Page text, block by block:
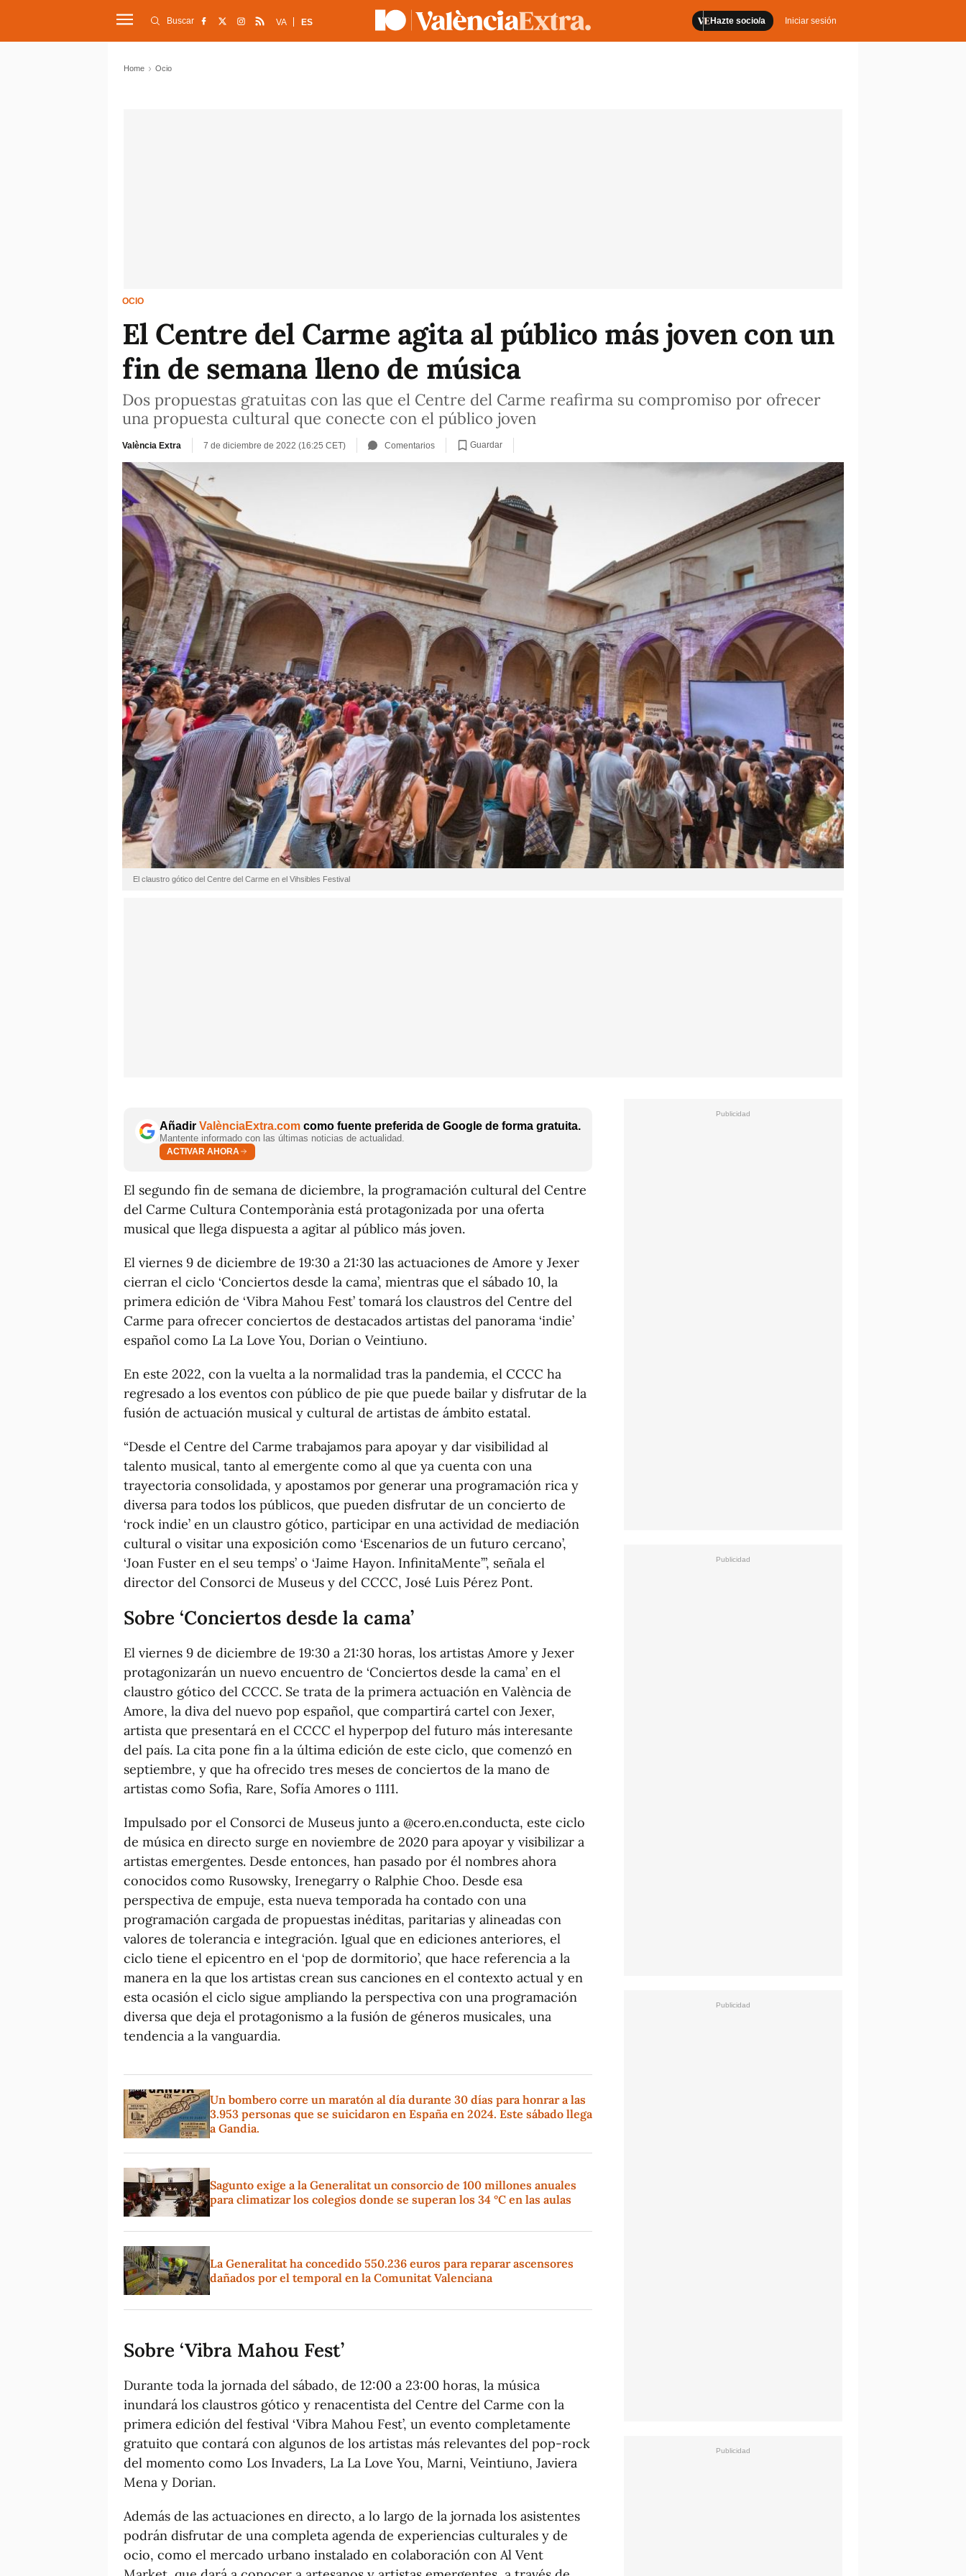
Hazte socio/a Iniciar sesión
Buscar VA ES
Home Ocio
OCIO
El Centre del Carme agita al público más joven con un
fin de semana lleno de música
Dos propuestas gratuitas con las que el Centre del Carme reafirma su compromiso por ofrecer
una propuesta cultural que conecte con el público joven
València Extra 7 de diciembre de 2022 (16:25 CET) Comentarios Guardar
El claustro gótico del Centre del Carme en el Vihsibles Festival
Añadir ValènciaExtra.com como fuente preferida de Google de forma gratuita.
Mantente informado con las últimas noticias de actualidad.
ACTIVAR AHORA
El segundo fin de semana de diciembre, la programación cultural del Centre
del Carme Cultura Contemporània está protagonizada por una oferta
musical que llega dispuesta a agitar al público más joven.
El viernes 9 de diciembre de 19:30 a 21:30 las actuaciones de Amore y Jexer
cierran el ciclo ‘Conciertos desde la cama’, mientras que el sábado 10, la
primera edición de ‘Vibra Mahou Fest’ tomará los claustros del Centre del
Carme para ofrecer conciertos de destacados artistas del panorama ‘indie’
español como La La Love You, Dorian o Veintiuno.
En este 2022, con la vuelta a la normalidad tras la pandemia, el CCCC ha
regresado a los eventos con público de pie que puede bailar y disfrutar de la
fusión de actuación musical y cultural de artistas de ámbito estatal.
“Desde el Centre del Carme trabajamos para apoyar y dar visibilidad al
talento musical, tanto al emergente como al que ya cuenta con una
trayectoria consolidada, y apostamos por generar una programación rica y
diversa para todos los públicos, que pueden disfrutar de un concierto de
‘rock indie’ en un claustro gótico, participar en una actividad de mediación
cultural o visitar una exposición como ‘Escenarios de un futuro cercano’,
‘Joan Fuster en el seu temps’ o ‘Jaime Hayon. InfinitaMente’”, señala el
director del Consorci de Museus y del CCCC, José Luis Pérez Pont.
Sobre ‘Conciertos desde la cama’
El viernes 9 de diciembre de 19:30 a 21:30 horas, los artistas Amore y Jexer
protagonizarán un nuevo encuentro de ‘Conciertos desde la cama’ en el
claustro gótico del CCCC. Se trata de la primera actuación en València de
Amore, la diva del nuevo pop español, que compartirá cartel con Jexer,
artista que presentará en el CCCC el hyperpop del futuro más interesante
del país. La cita pone fin a la última edición de este ciclo, que comenzó en
septiembre, y que ha ofrecido tres meses de conciertos de la mano de
artistas como Sofia, Rare, Sofía Amores o 1111.
Impulsado por el Consorci de Museus junto a @cero.en.conducta, este ciclo
de música en directo surge en noviembre de 2020 para apoyar y visibilizar a
artistas emergentes. Desde entonces, han pasado por él nombres ahora
conocidos como Rusowsky, Irenegarry o Ralphie Choo. Desde esa
perspectiva de empuje, esta nueva temporada ha contado con una
programación cargada de propuestas inéditas, paritarias y alineadas con
valores de tolerancia e integración. Igual que en ediciones anteriores, el
ciclo tiene el epicentro en el ‘pop de dormitorio’, que hace referencia a la
manera en la que los artistas crean sus canciones en el contexto actual y en
esta ocasión el ciclo sigue ampliando la perspectiva con una programación
diversa que deja el protagonismo a la fusión de géneros musicales, una
tendencia a la vanguardia.
Un bombero corre un maratón al día durante 30 días para honrar a las
3.953 personas que se suicidaron en España en 2024. Este sábado llega
a Gandia.
Sagunto exige a la Generalitat un consorcio de 100 millones anuales
para climatizar los colegios donde se superan los 34 °C en las aulas
La Generalitat ha concedido 550.236 euros para reparar ascensores
dañados por el temporal en la Comunitat Valenciana
Sobre ‘Vibra Mahou Fest’
Durante toda la jornada del sábado, de 12:00 a 23:00 horas, la música
inundará los claustros gótico y renacentista del Centre del Carme con la
primera edición del festival ‘Vibra Mahou Fest’, un evento completamente
gratuito que contará con algunos de los artistas más relevantes del pop-rock
del momento como Los Invaders, La La Love You, Marni, Veintiuno, Javiera
Mena y Dorian.
Además de las actuaciones en directo, a lo largo de la jornada los asistentes
podrán disfrutar de una completa agenda de experiencias culturales y de
ocio, como el mercado urbano instalado en colaboración con Al Vent